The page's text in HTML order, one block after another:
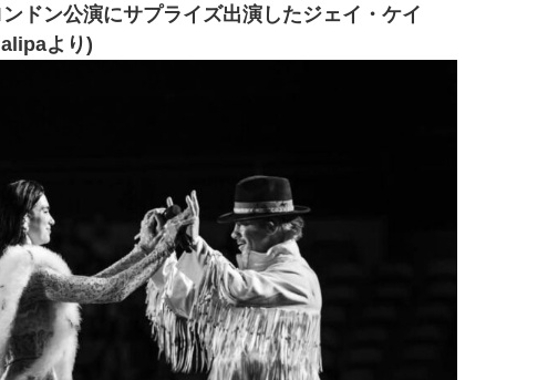
ドン公演にサプライズ出演したジェイ・ケイ
より)